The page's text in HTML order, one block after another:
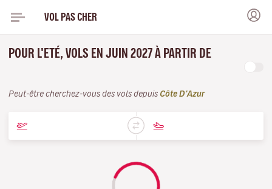
VOL PAS CHER
POUR L'ETÉ, VOLS EN JUIN 2027 À PARTIR DE
Peut-être cherchez-vous des vols depuis Côte D'Azur